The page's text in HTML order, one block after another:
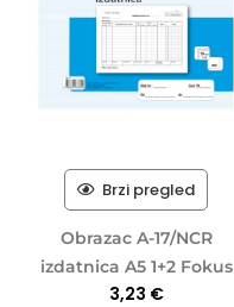
Brzi pregled
Obrazac A-17/NCR
izdatnica A5 1+2 Fokus
3,23 €